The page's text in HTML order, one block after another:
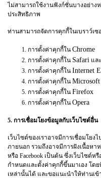
ไม่สามารถใช้งานฟังก์ชั่นบางอย่าง
ประสิทธิภาพ
ท่านสามารถจัดการคุกกี้ในเบราว์เ
การตั้งค่าคุกกี้ใน Chrome
การตั้งค่าคุกกี้ใน Safari และ
การตั้งค่าคุกกี้ใน Internet
การตั้งค่าคุกกี้ใน Microsoft
การตั้งค่าคุกกี้ใน Firefox
การตั้งค่าคุกกี้ใน Opera
5. การเชื่อมโยงข้อมูลกับเว็บไซต์อื่น
เว็บไซต์ของเราอาจมีการเชื่อมโยง
ภายนอก รวมถึงอาจมีการฝังเนื้อหา
หรือ Facebook เป็นต้น ซึ่งเว็บไซต์
กำหนดและตั้งค่าคุกกี้ขึ้นมาเอง โด
เหล่านั้นได้ และขอแนะนำให้ท่านเ